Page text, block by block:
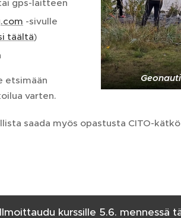
gps-laitteen
-sivulle
täältä)
etsimään
varten.
saada myös opastusta CITO-
Ilmoittaudu kurssille 5.6. mennessä